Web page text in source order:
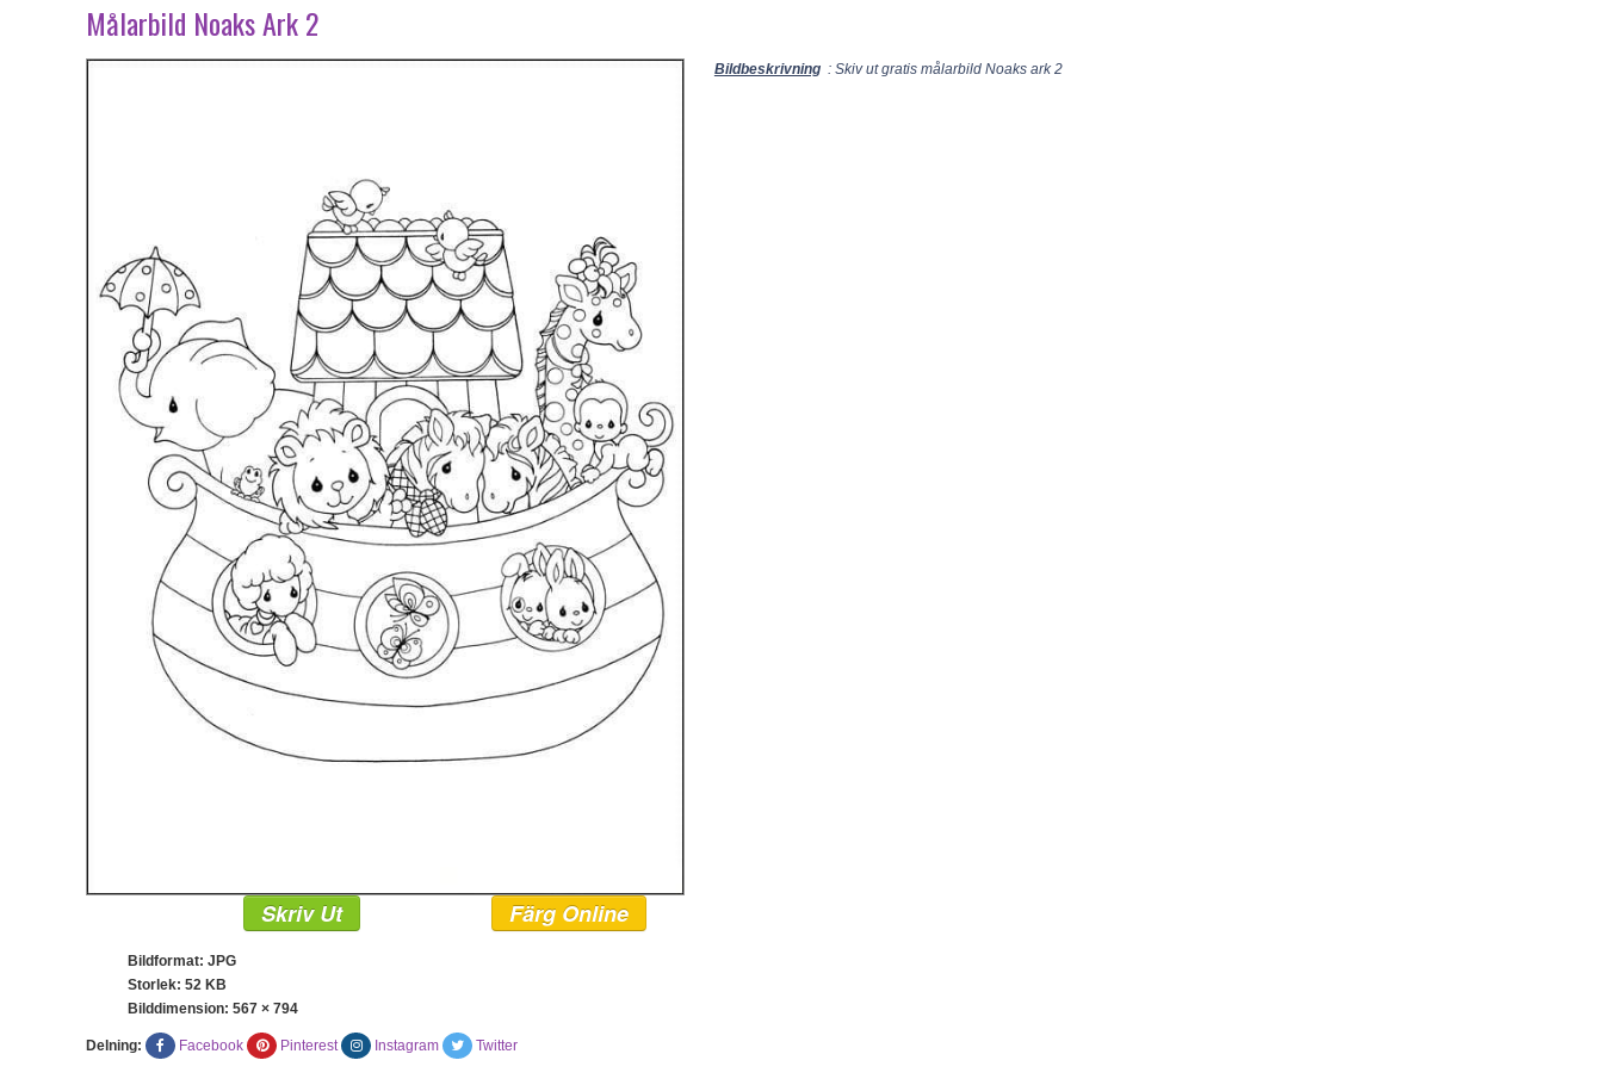
Målarbild Noaks Ark 2
Bildbeskrivning : Skiv ut gratis målarbild Noaks ark 2
Skriv Ut Färg Online
Bildformat: JPG
Storlek: 52 KB
Bilddimension: 567 × 794
Delning: Facebook Pinterest Instagram Twitter